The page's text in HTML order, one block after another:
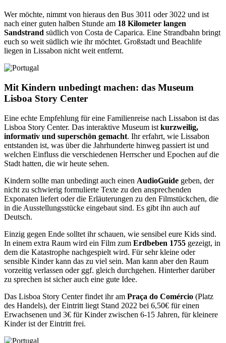
Wer möchte, nimmt von hieraus den Bus 3011 oder 3022 und ist
nach einer guten halben Stunde am 18 Kilometer langen
Sandstrand südlich von Costa de Caparica. Eine Strandbahn bringt
euch so weit südlich wie ihr möchtet. Großstadt und Beachlife
liegen in Lissabon nicht weit entfernt.
Mit Kindern unbedingt machen: das Museum
Lisboa Story Center
Eine echte Empfehlung für eine Familienreise nach Lissabon ist das
Lisboa Story Center. Das interaktive Museum ist kurzweilig,
informativ und superschön gemacht. Ihr erfahrt, wie Lissabon
entstanden ist, was über die Jahrhunderte hinweg passiert ist und
welchen Einfluss die verschiedenen Herrscher und Epochen auf die
Stadt hatten, die wir heute sehen.
Kindern sollte man unbedingt auch einen AudioGuide geben, der
nicht zu schwierig formulierte Texte zu den ansprechenden
Exponaten liefert oder die Erläuterungen zu den Filmstückchen, die
in die Ausstellungsstücke eingebaut sind. Es gibt ihn auch auf
Deutsch.
Einzig gegen Ende solltet ihr schauen, wie sensibel eure Kids sind.
In einem extra Raum wird ein Film zum Erdbeben 1755 gezeigt, in
dem die Katastrophe nachgespielt wird. Für sehr kleine oder
sensible Kinder kann das zu viel sein. Man kann aber den Raum
vorzeitig verlassen oder ggf. gleich durchgehen. Hinterher darüber
zu sprechen ist sicher auch eine gute Idee.
Das Lisboa Story Center findet ihr am Praça do Comércio (Platz
des Handels), der Eintritt liegt Stand 2022 bei 6,50€ für einen
Erwachsenen und 3€ für Kinder zwischen 6-15 Jahren, für kleinere
Kinder ist der Eintritt frei.